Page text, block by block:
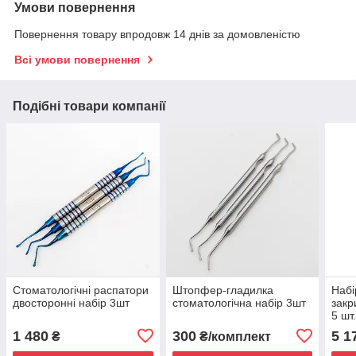
Умови повернення
Повернення товару впродовж 14 днів за домовленістю
Всі умови повернення
Подібні товари компанії
Стоматологічні распатори
двосторонні набір 3шт
1 480 ₴
Штопфер-гладилка
стоматологічна набір 3шт
300₴/комплект
5
/
5